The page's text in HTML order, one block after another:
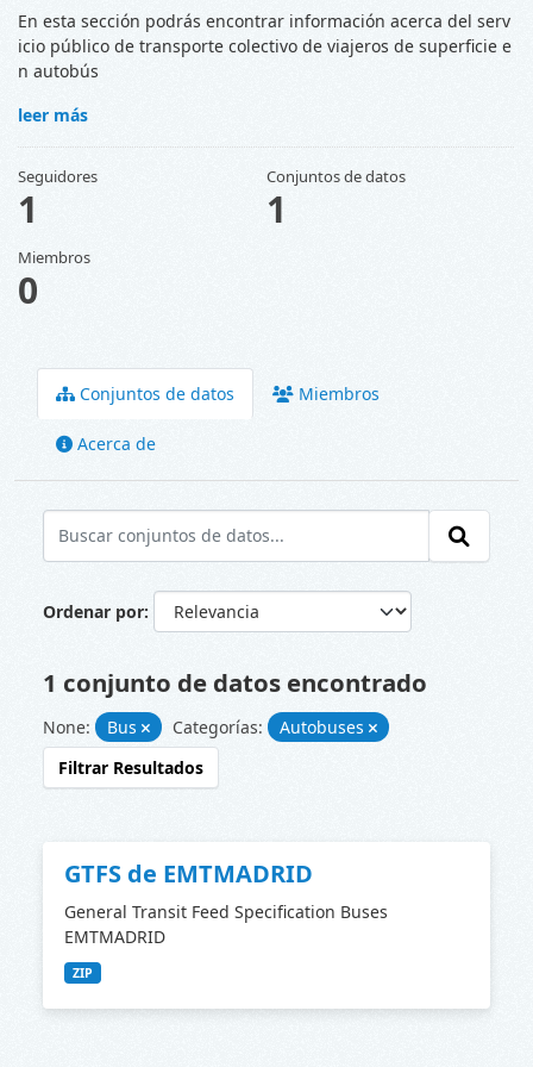
Conjuntos de datos Miembros
Acerca de
Ordenar por
1 conjunto de datos encontrado
None: Bus Categorías:
Autobuses
Filtrar Resultados
GTFS de EMTMADRID
General Transit Feed Specification Buses
EMTMADRID
ZIP
En esta sección podrás encontrar información acerca del serv
icio público de transporte colectivo de viajeros de superficie e
n autobús
leer más
Seguidores
1
Conjuntos de datos
1
Miembros
0